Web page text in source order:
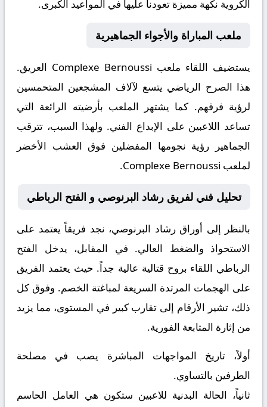
الكروية نكهة مميزة تعودنا عليها في المواعيد الكبرى.
ملعب المباراة والأجواء الجماهيرية
يستضيف اللقاء ملعب Complexe Bernoussi العريق.
هذا الصرح الرياضي يتسع لآلاف المشجعين المتحمسين
لرؤية فرقهم. كما يشتهر الملعب بأرضيته الرائعة التي
تساعد اللاعبين على الإبداع الفني. ولهذا السبب، تترقب
الجماهير رؤية نجومها المفضلين فوق العشب الأخضر
لملعب Complexe Bernoussi.
تحليل فني لفريق رشاد البرنوصي و الفتح الرباطي
بالنظر إلى أوراقرشاد البرنوصي، نجد فريقاً يعتمد على
الاستحواذ والضغط العالي. في المقابل، يدخل الفتح
الرباطي اللقاء بروح قتالية عالية جداً. حيث يعتمد الفريق
على الهجمات المرتدة السريعة لمباغتة الخصم. وفوق كل
ذلك، تشير الأرقام إلى تقارب كبير في المستوى، مما يزيد
من إثارة المتابعة الفورية.
أولاً، تاريخ المواجهات المباشرة يصب في مصلحة
الطرفين بالتساوي.
ثانياً، الحالة البدنية للاعبين ستكون هي العامل الحاسم